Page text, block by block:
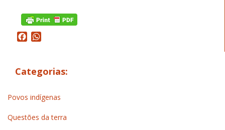
Facebook
Categorias:
Povos indígenas
Questões da terra